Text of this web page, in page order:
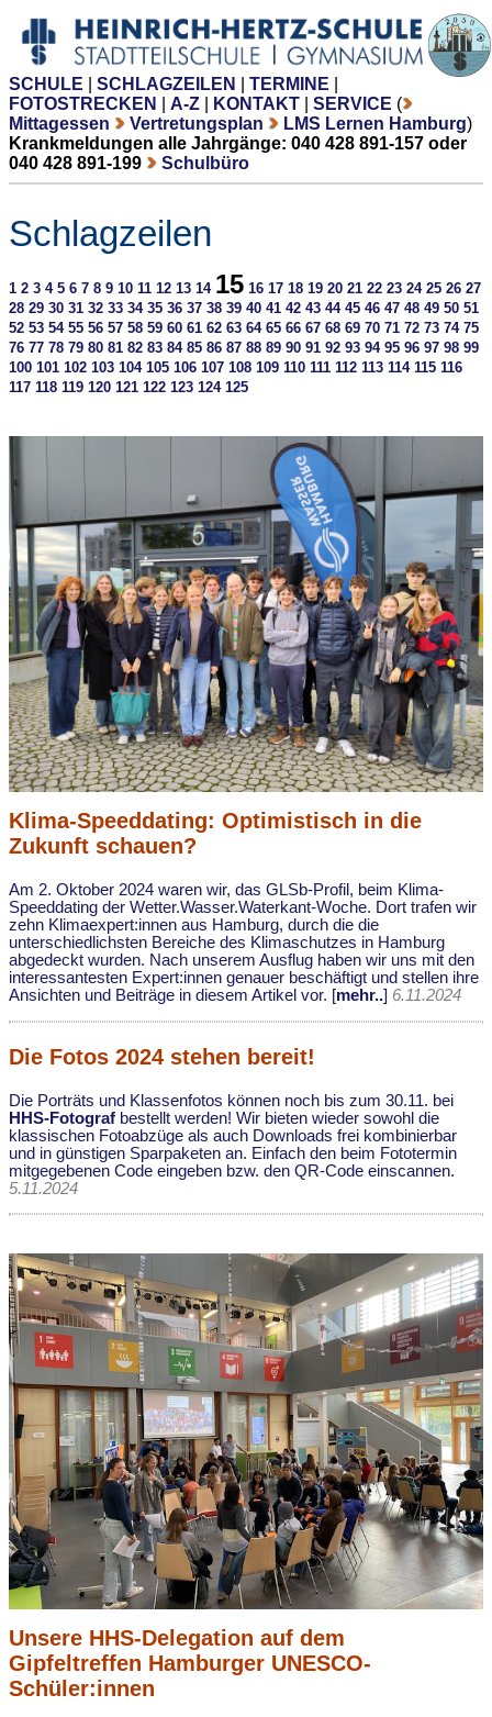
SCHULE SCHLAGZEILEN TERMINE
FOTOSTRECKEN
A-Z KONTAKT SERVICE (
Mittagessen
Vertretungsplan LMS Lernen Hamburg)
Krankmeldungen alle Jahrgänge: 040 428 891-157 oder
040 428 891-199
Schulbüro
Schlagzeilen
1 2 3 4 5 6 7 8 9 10 11 12 13 14 15 16 17 18 19 20 21 22 23 24 25 26 27
28 29 30 31 32 33 34 35 36 37 38 39 40 41 42 43 44 45 46 47 48 49 50 51
52 53 54 55 56 57 58 59 60 61 62 63 64 65 66 67 68 69 70 71 72 73 74 75
76 77 78 79 80 81 82 83 84 85 86 87 88 89 90 91 92 93 94 95 96 97 98 99
100 101 102 103 104 105 106 107 108 109 110 111 112 113 114 115 116
117 118 119 120 121 122 123 124 125
Klima-Speeddating: Optimistisch in die
Zukunft schauen?
Am 2. Oktober 2024 waren wir, das GLSb-Profil, beim Klima-
Speeddating der Wetter.Wasser.Waterkant-Woche. Dort trafen wir
zehn Klimaexpert:innen aus Hamburg, durch die die
unterschiedlichsten Bereiche des Klimaschutzes in Hamburg
abgedeckt wurden. Nach unserem Ausflug haben wir uns mit den
interessantesten Expert:innen genauer beschäftigt und stellen ihre
Ansichten und Beiträge in diesem Artikel vor. [mehr..] 6.11.2024
Die Fotos 2024 stehen bereit!
Die Porträts und Klassenfotos können noch bis zum 30.11. bei
HHS-Fotograf bestellt werden! Wir bieten wieder sowohl die
klassischen Fotoabzüge als auch Downloads frei kombinierbar
und in günstigen Sparpaketen an. Einfach den beim Fototermin
mitgegebenen Code eingeben bzw. den QR-Code einscannen.
5.11.2024
Unsere HHS-Delegation auf dem
Gipfeltreffen Hamburger UNESCO-
Schüler:innen